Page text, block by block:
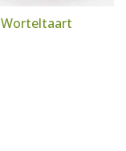
Worteltaart